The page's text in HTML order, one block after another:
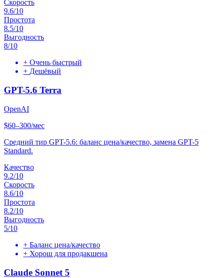
Скорость
9.6/10
Простота
8.5/10
Выгодность
8/10
+ Очень быстрый
+ Дешёвый
GPT-5.6 Terra
OpenAI
$60–300/мес
Средний тир GPT-5.6: баланс цена/качество, замена GPT-5
Standard.
Качество
9.2/10
Скорость
8.6/10
Простота
8.2/10
Выгодность
5/10
+ Баланс цена/качество
+ Хорош для продакшена
Claude Sonnet 5